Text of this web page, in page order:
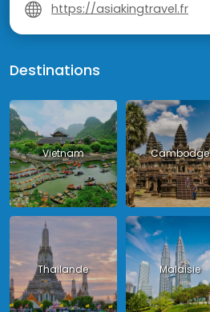
https://asiakingtravel.fr
Destinations
Vietnam Cambodge
Thailande Malaisie